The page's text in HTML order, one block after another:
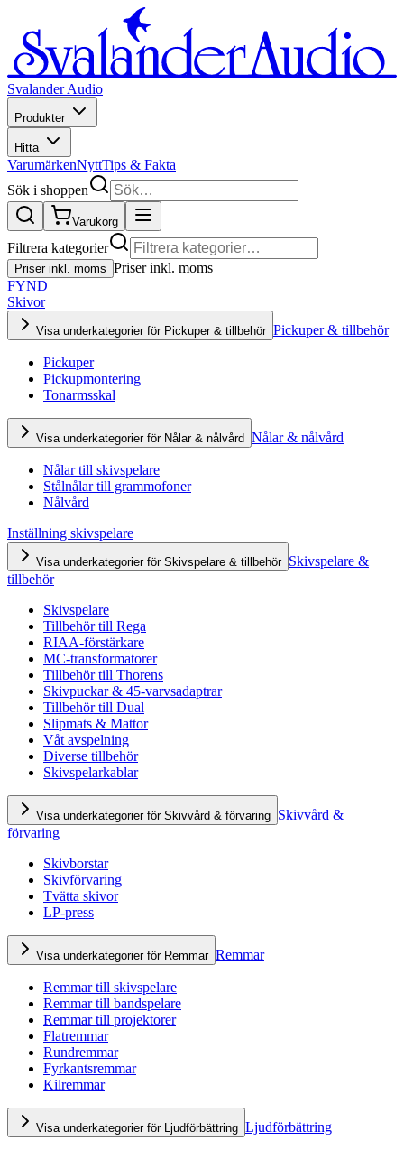
Svalander Audio
Produkter
Hitta
VarumärkenNyttTips & Fakta
Sök i shoppen
Varukorg
Filtrera kategorier
Priser inkl. moms Priser inkl. moms
FYND
Skivor
Visa underkategorier för Pickuper & tillbehör Pickuper & tillbehör
Pickuper
Pickupmontering
Tonarmsskal
Visa underkategorier för Nålar & nålvård Nålar & nålvård
Nålar till skivspelare
Stålnålar till grammofoner
Nålvård
Inställning skivspelare
Visa underkategorier för Skivspelare & tillbehör Skivspelare &
tillbehör
Skivspelare
Tillbehör till Rega
RIAA-förstärkare
MC-transformatorer
Tillbehör till Thorens
Skivpuckar & 45-varvsadaptrar
Tillbehör till Dual
Slipmats & Mattor
Våt avspelning
Diverse tillbehör
Skivspelarkablar
Visa underkategorier för Skivvård & förvaring Skivvård &
förvaring
Skivborstar
Skivförvaring
Tvätta skivor
LP-press
Visa underkategorier för Remmar Remmar
Remmar till skivspelare
Remmar till bandspelare
Remmar till projektorer
Flatremmar
Rundremmar
Fyrkantsremmar
Kilremmar
Visa underkategorier för Ljudförbättring Ljudförbättring